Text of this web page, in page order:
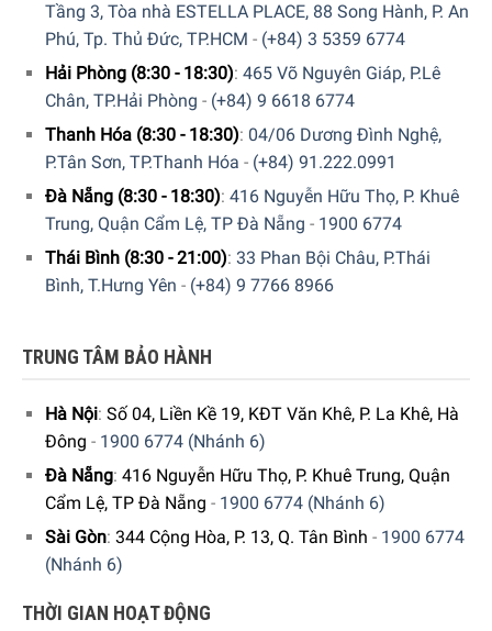
Hệ thống quạt hỗ trợ điều phối không khí lạnh
đồng đều khắp bên trong khoang tủ
phối không khí lạnh
đồng đều khắp khoang tủ
đảm bảo những chai rượu luôn duy trì chất lượng và
có mức nhiệt độ và độ ẩm ổn định.
Bảng điều khiển cảm ứng trực quan, dễ dàng sử
dụng
Tủ bảo quản rượu vang Bosch KUW21AHG0 Serie 6 44
chai âm tủ được trang bị bảng
đặt cho thiết bị bằng những
Tầng 3, Tòa nhà ESTELLA PLACE, 88 Song Hành, P. An
Phú, Tp. Thủ Đức, TP.HCM - (+84) 3 5359 6774
Hải Phòng (8:30 - 18:30): 465 Võ Nguyên Giáp, P.Lê
Chân, TP.Hải Phòng - (+84) 9 6618 6774
Thanh Hóa (8:30 - 18:30): 04/06 Dương Đình Nghệ,
P.Tân Sơn, TP.Thanh Hóa - (+84) 91.222.0991
Đà Nẵng (8:30 - 18:30): 416 Nguyễn Hữu Thọ, P. Khuê
Trung, Quận Cẩm Lệ, TP Đà Nẵng - 1900 6774
Thái Bình (8:30 - 21:00): 33 Phan Bội Châu, P.Thái
Bình, T.Hưng Yên - (+84) 9 7766 8966
TRUNG TÂM BẢO HÀNH
Hà Nội: Số 04, Liền Kề 19, KĐT Văn Khê, P. La Khê, Hà
Đông - 1900 6774 (Nhánh 6)
Đà Nẵng: 416 Nguyễn Hữu Thọ, P. Khuê Trung, Quận
Cẩm Lệ, TP Đà Nẵng - 1900 6774 (Nhánh 6)
Sài Gòn: 344 Cộng Hòa, P. 13, Q. Tân Bình - 1900 6774
(Nhánh 6)
THỜI GIAN HOẠT ĐỘNG